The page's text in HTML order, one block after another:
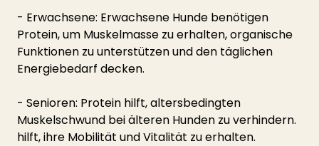
- Erwachsene: Erwachsene Hunde benötigen
Protein, um Muskelmasse zu erhalten, organische
Funktionen zu unterstützen und den täglichen
Energiebedarf decken.
- Senioren: Protein hilft, altersbedingten
Muskelschwund bei älteren Hunden zu verhindern.
hilft, ihre Mobilität und Vitalität zu erhalten.